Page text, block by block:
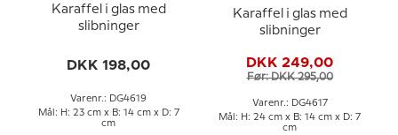
Karaffel i glas med
slibninger
DKK 198,00
Varenr.: DG4619
Mål: H: 23 cm x B: 14 cm x D: 7
cm
Karaffel i glas med
slibninger
DKK 249,00
Før: DKK 295,00
Varenr.: DG4617
Mål: H: 24 cm x B: 14 cm x D: 7
cm